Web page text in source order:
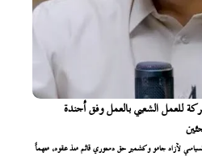
للعمل الشعبي بالعمل وفق أجندة
السياسي لآزاد جامو وكشمير حق دستوري قائم منذ عقود، متهماً